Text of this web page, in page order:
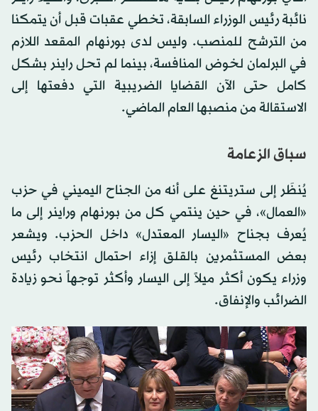
نائبة رئيس الوزراء السابقة، تخطي عقبات قبل أن يتمكنا
من الترشح للمنصب. وليس لدى بورنهام المقعد اللازم
⁠في البرلمان لخوض ⁠المنافسة، بينما لم تحل راينر بشكل
كامل حتى الآن القضايا الضريبية التي دفعتها إلى
الاستقالة من منصبها العام الماضي.
سباق الزعامة
يُنظَر إلى ستريتنغ على أنه من الجناح اليميني في حزب
«العمال»، في حين ينتمي كل من بورنهام وراينر إلى ما
يُعرف بجناح «اليسار المعتدل» داخل الحزب. ويشعر
بعض المستثمرين بالقلق إزاء احتمال انتخاب رئيس
وزراء يكون أكثر ميلاً إلى اليسار وأكثر توجهاً نحو زيادة
الضرائب والإنفاق.